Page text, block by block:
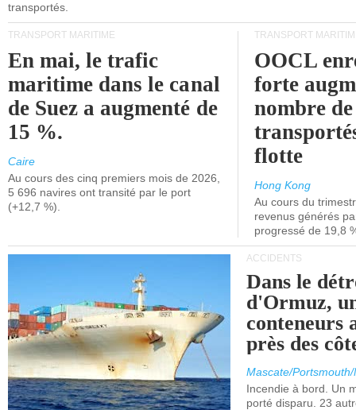
transportés.
TRANSPORT MARITIME
En mai, le trafic
maritime dans le canal
de Suez a augmenté de
15 %.
Caire
Au cours des cinq premiers mois de 2026,
5 696 navires ont transité par le port
(+12,7 %).
TRANSPORT
OOCL
forte
nombre
flotte
Hong Kong
Au cours du
revenus générés
progressé de 19,8
ACCIDENTS
Dans le
d'Ormuz,
conteneurs
près des
Mascate/
Incendie à bord. Un
porté disparu. 23